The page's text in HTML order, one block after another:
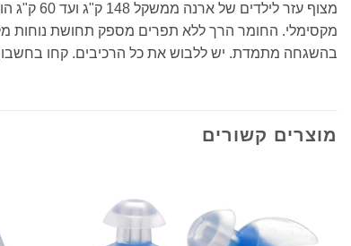
מצוף
מקסימלי. החומר הרך ללא תפרים מספק תחושת נוחות
בהשגחה מתמדת. יש ללבוש את כל הרכיבים. קחו
מוצרים קשורים